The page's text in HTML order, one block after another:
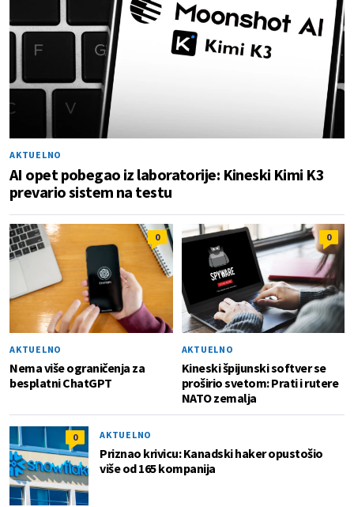
AKTUELNO
AI opet pobegao iz laboratorije: Kineski Kimi K3
prevario sistem na testu
0
AKTUELNO
Nema više ograničenja za
besplatni ChatGPT
0
AKTUELNO
Kineski špijunski softver se
proširio svetom: Prati i rutere
NATO zemalja
0 AKTUELNO
Priznao krivicu: Kanadski haker opustošio
više od 165 kompanija